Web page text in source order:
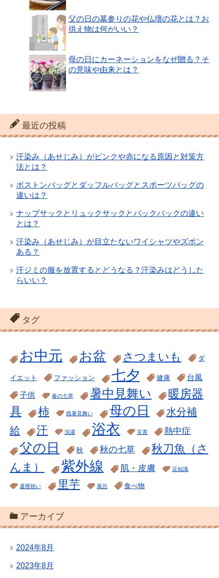
父の日の墓参りの花や仏壇の花とは？お
供え物は何がいい？
母の日にカーネーションをなぜ贈る？そ
の意味や由来とは？
最近の投稿
汗染み（あせじみ）がピンクや赤になる原因と対策方
法とは？
ボストンバッグとダッフルバッグとスポーツバッグの
違いは？
ナップサックとリュックサックとバックパックの違い
とは？
汗染み（あせじみ）が目立たないワイシャツやズボン
ある？
汗ジミの服を放置するとどうなる？汗染みはどうした
らいい？
タグ
お中元 お盆 さつまいも ダ
イエット ファッション 七夕 健康
台風
子供
春の七草 暑中見舞い
暖房器
具
柿 残暑見舞い 母の日
水分補
給
汗 洗濯 浴衣 災害 熱中症
父の日 秋 秋の七草
秋刀魚（さ
んま）
紫外線 肌・皮膚 豆知識
還暦祝い 里芋 風呂 食べ物
アーカイブ
2024年8月
2023年8月